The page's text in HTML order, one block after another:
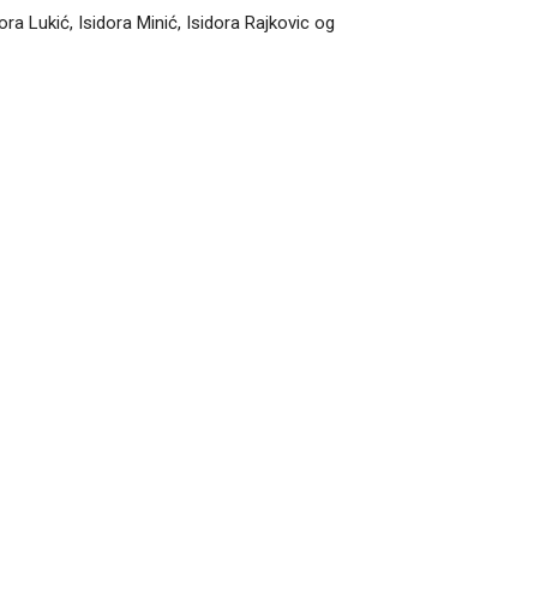
Lukić, Isidora Minić, Isidora Rajkovic og